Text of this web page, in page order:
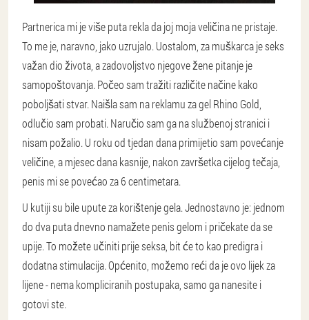
Partnerica mi je više puta rekla da joj moja veličina ne pristaje.
To me je, naravno, jako uzrujalo. Uostalom, za muškarca je seks
važan dio života, a zadovoljstvo njegove žene pitanje je
samopoštovanja. Počeo sam tražiti različite načine kako
poboljšati stvar. Naišla sam na reklamu za gel Rhino Gold,
odlučio sam probati. Naručio sam ga na službenoj stranici i
nisam požalio. U roku od tjedan dana primijetio sam povećanje
veličine, a mjesec dana kasnije, nakon završetka cijelog tečaja,
penis mi se povećao za 6 centimetara.
U kutiji su bile upute za korištenje gela. Jednostavno je: jednom
do dva puta dnevno namažete penis gelom i pričekate da se
upije. To možete učiniti prije seksa, bit će to kao predigra i
dodatna stimulacija. Općenito, možemo reći da je ovo lijek za
lijene - nema kompliciranih postupaka, samo ga nanesite i
gotovi ste.